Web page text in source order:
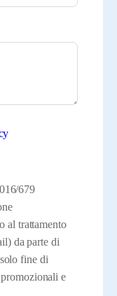
679
al trattamento
da parte di
fine di
e